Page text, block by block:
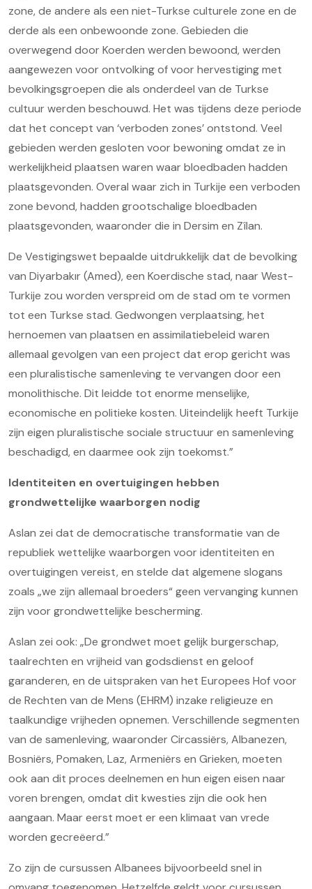
zone, de andere als een niet-Turkse culturele zone en de
derde als een onbewoonde zone. Gebieden die
overwegend door Koerden werden bewoond, werden
aangewezen voor ontvolking of voor hervestiging met
bevolkingsgroepen die als onderdeel van de Turkse
cultuur werden beschouwd. Het was tijdens deze periode
dat het concept van ‘verboden zones’ ontstond. Veel
gebieden werden gesloten voor bewoning omdat ze in
werkelijkheid plaatsen waren waar bloedbaden hadden
plaatsgevonden. Overal waar zich in Turkije een verboden
zone bevond, hadden grootschalige bloedbaden
plaatsgevonden, waaronder die in Dersim en Zîlan.
De Vestigingswet bepaalde uitdrukkelijk dat de bevolking
van Diyarbakır (Amed), een Koerdische stad, naar West-
Turkije zou worden verspreid om de stad om te vormen
tot een Turkse stad. Gedwongen verplaatsing, het
hernoemen van plaatsen en assimilatiebeleid waren
allemaal gevolgen van een project dat erop gericht was
een pluralistische samenleving te vervangen door een
monolithische. Dit leidde tot enorme menselijke,
economische en politieke kosten. Uiteindelijk heeft Turkije
zijn eigen pluralistische sociale structuur en samenleving
beschadigd, en daarmee ook zijn toekomst.”
Identiteiten en overtuigingen hebben
grondwettelijke waarborgen nodig
Aslan zei dat de democratische transformatie van de
republiek wettelijke waarborgen voor identiteiten en
overtuigingen vereist, en stelde dat algemene slogans
zoals „we zijn allemaal broeders“ geen vervanging kunnen
zijn voor grondwettelijke bescherming.
Aslan zei ook: „De grondwet moet gelijk burgerschap,
taalrechten en vrijheid van godsdienst en geloof
garanderen, en de uitspraken van het Europees Hof voor
de Rechten van de Mens (EHRM) inzake religieuze en
taalkundige vrijheden opnemen. Verschillende segmenten
van de samenleving, waaronder Circassiërs, Albanezen,
Bosniërs, Pomaken, Laz, Armeniërs en Grieken, moeten
ook aan dit proces deelnemen en hun eigen eisen naar
voren brengen, omdat dit kwesties zijn die ook hen
aangaan. Maar eerst moet er een klimaat van vrede
worden gecreëerd.”
Zo zijn de cursussen Albanees bijvoorbeeld snel in